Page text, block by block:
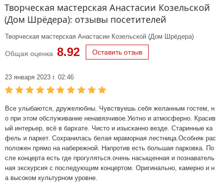
Творческая мастерская Анастасии Козельской
(Дом Шрёдера): отзывы посетителей
Творческая мастерская Анастасии Козельской (Дом Шрёдера)
Общая оценка 8.92 Оставить отзыв
23 января 2023 г. 02:46
Все улыбаются, дружелюбны. Чувствуешь себя желанным гостем, н
о при этом обслуживание ненавязчивое.Уютно и атмосферно. Красив
ый интерьер, всё в бархате. Чисто и изысканно везде. Старинные ка
фель и паркет. Сохранилась белая мраморная лестница.Особняк рас
положен прямо на набережной. Напротив есть большая парковка. По
сле концерта есть где прогуляться.очень насыщенная и познаватель
ная экскурсия с последующим концертом. Оригинально, камерно и н
а высоком культурном уровне.